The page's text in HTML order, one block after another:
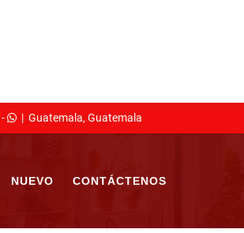
- | Guatemala, Guatemala
NUEVO CONTÁCTENOS